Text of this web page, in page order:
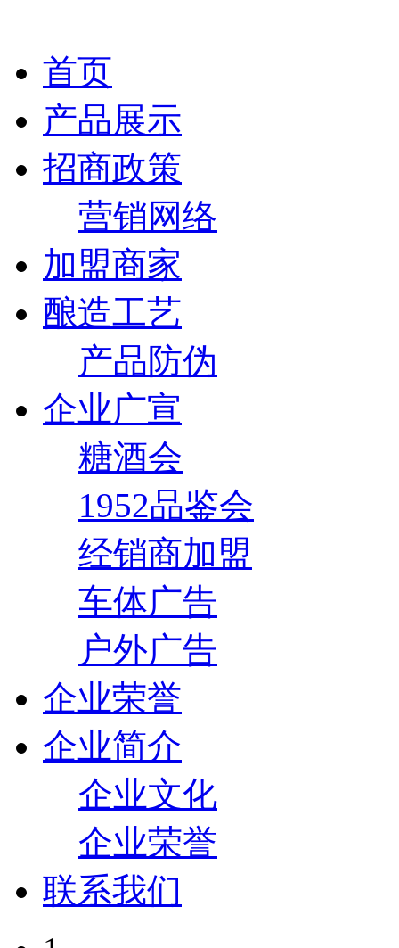
首页
产品展示
招商政策
营销网络
加盟商家
酿造工艺
产品防伪
企业广宣
糖酒会
1952品鉴会
经销商加盟
车体广告
户外广告
企业荣誉
企业简介
企业文化
企业荣誉
联系我们